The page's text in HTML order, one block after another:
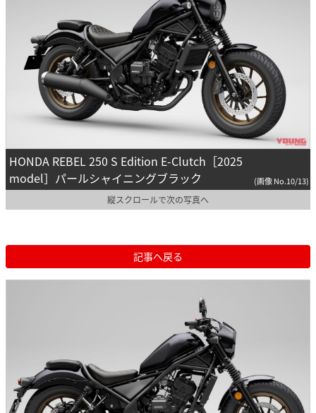
HONDA REBEL 250 S Edition E-Clutch［2025
model］パールシャイニングブラック
(画像 No.10/13)
縦スクロールで次の写真へ
記事へ戻る